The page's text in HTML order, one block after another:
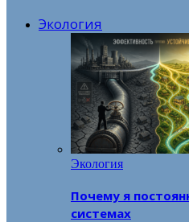
Экология
Экология
Почему я
системах